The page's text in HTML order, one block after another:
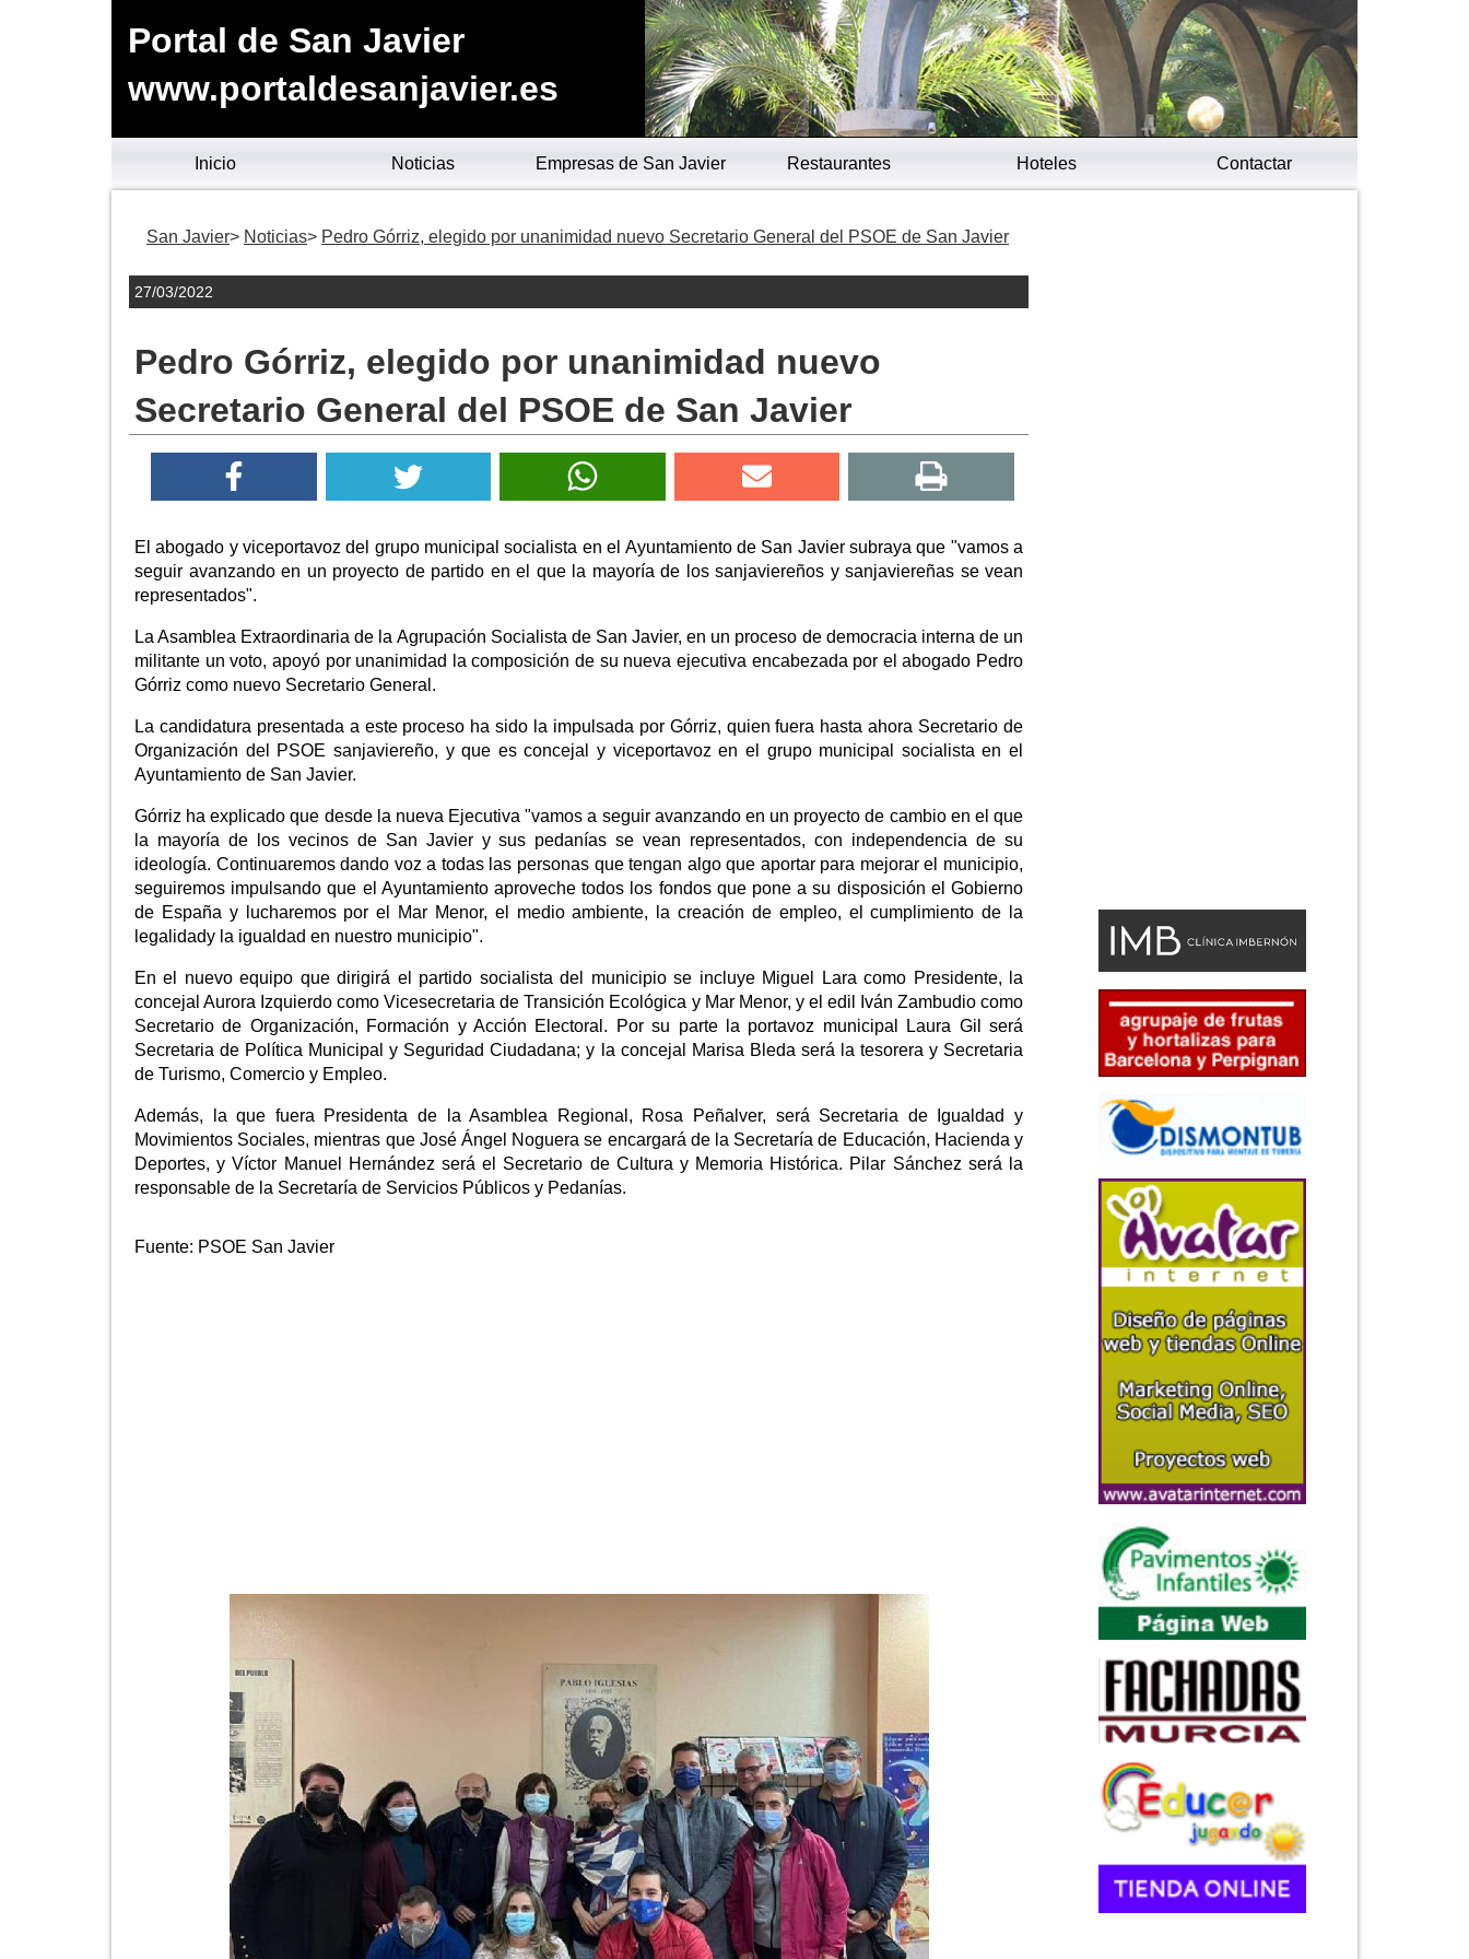
Portal de San Javier
www.portaldesanjavier.es
Inicio Noticias Empresas de San Javier Restaurantes Hoteles Contactar
San Javier Noticias Pedro Górriz, elegido por unanimidad nuevo Secretario General del PSOE de San Javier
27/03/2022
Pedro Górriz, elegido por unanimidad nuevo
Secretario General del PSOE de San Javier
El abogado y viceportavoz del grupo municipal socialista en el Ayuntamiento de San Javier subraya que "vamos a
seguir avanzando en un proyecto de partido en el que la mayoría de los sanjaviereños y sanjaviereñas se vean
representados".
La Asamblea Extraordinaria de la Agrupación Socialista de San Javier, en un proceso de democracia interna de un
militante un voto, apoyó por unanimidad la composición de su nueva ejecutiva encabezada por el abogado Pedro
Górriz como nuevo Secretario General.
La candidatura presentada a este proceso ha sido la impulsada por Górriz, quien fuera hasta ahora Secretario de
Organización del PSOE sanjaviereño, y que es concejal y viceportavoz en el grupo municipal socialista en el
Ayuntamiento de San Javier.
Górriz ha explicado que desde la nueva Ejecutiva "vamos a seguir avanzando en un proyecto de cambio en el que
la mayoría de los vecinos de San Javier y sus pedanías se vean representados, con independencia de su
ideología. Continuaremos dando voz a todas las personas que tengan algo que aportar para mejorar el municipio,
seguiremos impulsando que el Ayuntamiento aproveche todos los fondos que pone a su disposición el Gobierno
de España y lucharemos por el Mar Menor, el medio ambiente, la creación de empleo, el cumplimiento de la
legalidady la igualdad en nuestro municipio".
En el nuevo equipo que dirigirá el partido socialista del municipio se incluye Miguel Lara como Presidente, la
concejal Aurora Izquierdo como Vicesecretaria de Transición Ecológica y Mar Menor, y el edil Iván Zambudio como
Secretario de Organización, Formación y Acción Electoral. Por su parte la portavoz municipal Laura Gil será
Secretaria de Política Municipal y Seguridad Ciudadana; y la concejal Marisa Bleda será la tesorera y Secretaria
de Turismo, Comercio y Empleo.
Además, la que fuera Presidenta de la Asamblea Regional, Rosa Peñalver, será Secretaria de Igualdad y
Movimientos Sociales, mientras que José Ángel Noguera se encargará de la Secretaría de Educación, Hacienda y
Deportes, y Víctor Manuel Hernández será el Secretario de Cultura y Memoria Histórica. Pilar Sánchez será la
responsable de la Secretaría de Servicios Públicos y Pedanías.
Fuente: PSOE San Javier